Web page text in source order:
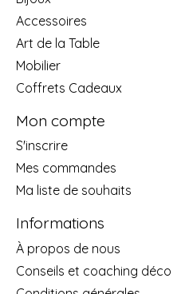
Accessoires
Art de la Table
Mobilier
Coffrets Cadeaux
Mon compte
S'inscrire
Mes commandes
Ma liste de souhaits
Informations
À propos de nous
Conseils et coaching déco